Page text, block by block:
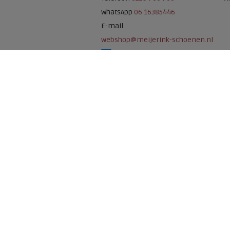
WhatsApp 06 16385446
E-mail
webshop@meijerink-schoenen.nl